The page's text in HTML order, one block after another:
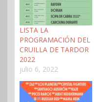
LISTA LA
PROGRAMACIÓN DEL
CRUILLA DE TARDOR
2022
julio 6, 2022